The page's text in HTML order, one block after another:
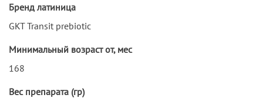
Бренд латиница
GKT Transit prebiotic
Минимальный возраст от, мес
168
Вес препарата (гр)